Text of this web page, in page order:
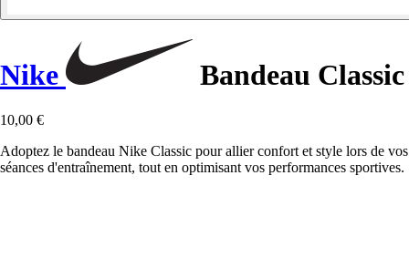
Nike Bandeau Classic
10,00 €
Adoptez le bandeau Nike Classic pour allier confort et style lors de vos
séances d'entraînement, tout en optimisant vos performances sportives.